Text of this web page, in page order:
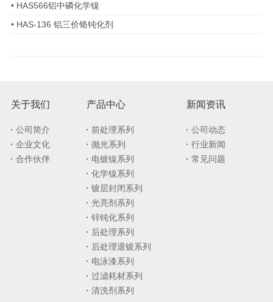
• HAS566铝中磷化学镍
• HAS-136 铝三价铬钝化剂
关于我们
公司简介
企业文化
合作伙伴
产品中心
前处理系列
抛光系列
电镀镍系列
化学镍系列
镀层封闭系列
光亮剂系列
锌钝化系列
后处理系列
后处理退镀系列
电泳漆系列
过滤耗材系列
清洗剂系列
新闻资讯
公司动态
行业新闻
常见问题